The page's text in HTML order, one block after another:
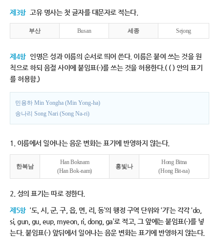
제3항 고유 명사는 첫 글자를 대문자로 적는다.
부산 Busan 세종 Sejong
제4항 인명은 성과 이름의 순서로 띄어 쓴다. 이름은 붙여 쓰는 것을 원
칙으로 하되 음절 사이에 붙임표(-)를 쓰는 것을 허용한다.( ( ) 안의 표기
를 허용함.)
민용하 Min Yongha (Min Yong-ha)
송나리 Song Nari (Song Na-ri)
1. 이름에서 일어나는 음운 변화는 표기에 반영하지 않는다.
한복남
Han Boknam
(Han Bok-nam)
홍빛나
Hong Bitna
(Hong Bit-na)
2. 성의 표기는 따로 정한다.
제5항 ‘도, 시, 군, 구, 읍, 면, 리, 동’의 행정 구역 단위와 ‘가’는 각각 ‘do,
si, gun, gu, eup, myeon, ri, dong, ga’로 적고, 그 앞에는 붙임표(-)를 넣
는다. 붙임표(-) 앞뒤에서 일어나는 음운 변화는 표기에 반영하지 않는다.